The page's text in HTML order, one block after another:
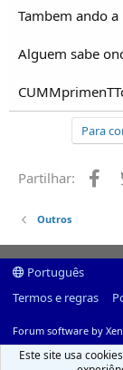
Tambem ando
Alguem sabe
Para
Partilhar:
Outros
Português
Termos e regras
Forum software by
Este site usa